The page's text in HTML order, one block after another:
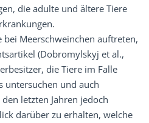
die adulte und ältere Tiere
Meerschweinchen auftreten,
(Dobromylskyj et al.,
die Tiere im Falle
untersuchen und auch
letzten Jahren jedoch
darüber zu erhalten, welche